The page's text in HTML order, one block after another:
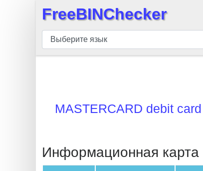
БИН
шашка
номер
BIN
FreeBINChecker
MASTERCARD debit card
Информационная карта